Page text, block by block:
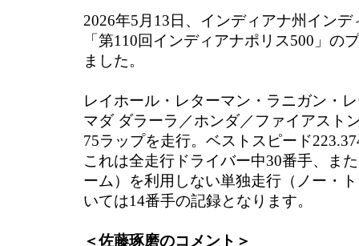
2026年5月13日、インディアナ州イン
「第110回インディアナポリス500」の
ました。
レイホール・レターマン・ラニガン・
マダ ダラーラ／ホンダ／ファイアスト
75ラップを走行。ベストスピード
これは全走行ドライバー中30番手、ま
ーム）を利用しない単独走行（ノー・
いては14番手の記録となります。
＜佐藤琢磨のコメント＞